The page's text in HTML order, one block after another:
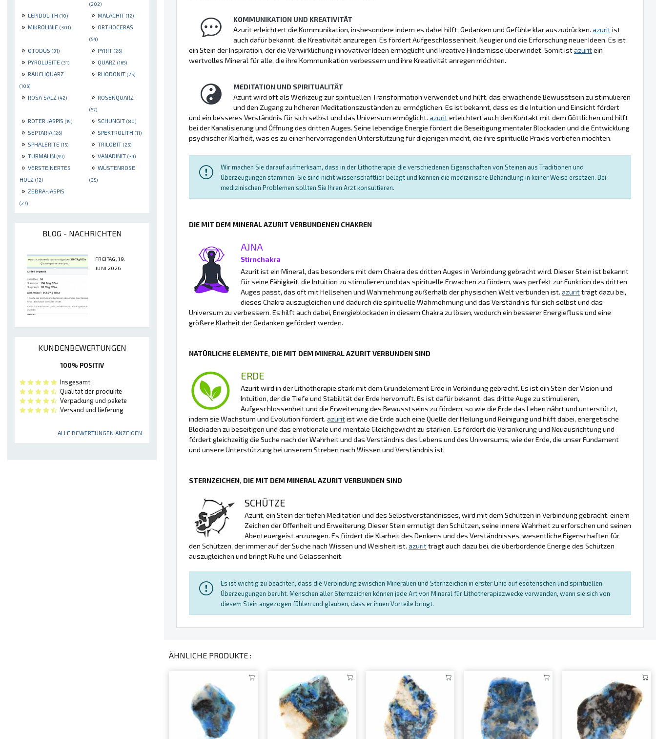
(202)
» LEPIDOLITH (10) » MALACHIT (12)
» MIKROLINIE (301) » ORTHOCERAS
(54)
» OTODUS (31) » PYRIT (26)
» PYROLUSITE (31) » QUARZ (165)
» RAUCHQUARZ
(106)
» RHODONIT (25)
» ROSA SALZ (42) » ROSENQUARZ
(57)
» ROTER JASPIS (19) » SCHUNGIT (80)
» SEPTARIA (26) » SPEKTROLITH (11)
» SPHALERITE (15) » TRILOBIT (25)
» TURMALIN (99) » VANADINIT (39)
» VERSTEINERTES
HOLZ (12)
» WÜSTENROSE
(35)
» ZEBRA-JASPIS
(27)
BLOG - NACHRICHTEN
FREITAG, 19.
JUNI 2026
KUNDENBEWERTUNGEN
100% POSITIV
Insgesamt
Qualität der produkte
Verpackung und pakete
Versand und lieferung
ALLE BEWERTUNGEN ANZEIGEN
KOMMUNIKATION UND KREATIVITÄT
Azurit erleichtert die Kommunikation, insbesondere indem es dabei hilft, Gedanken und Gefühle klar auszudrücken. azuritist
auch dafür bekannt, die Kreativität anzuregen. Es fördert Aufgeschlossenheit, Neugier und die Erforschung neuer Ideen. Es ist
ein Stein der Inspiration, der die Verwirklichung innovativer Ideen ermöglicht und kreative Hindernisse überwindet. Somit istazuritein
wertvolles Mineral für alle, die ihre Kommunikation verbessern und ihre Kreativität anregen möchten.
MEDITATION UND SPIRITUALITÄT
Azurit wird oft als Werkzeug zur spirituellen Transformation verwendet und hilft, das erwachende Bewusstsein zu stimulieren
und den Zugang zu höheren Meditationszuständen zu ermöglichen. Es ist bekannt, dass es die Intuition und Einsicht fördert
und ein besseres Verständnis für sich selbst und das Universum ermöglicht. azuriterleichtert auch den Kontakt mit dem Göttlichen und hilft
bei der Kanalisierung und Öffnung des dritten Auges. Seine lebendige Energie fördert die Beseitigung mentaler Blockaden und die Entwicklung
psychischer Klarheit, was es zu einer hervorragenden Unterstützung für diejenigen macht, die ihre spirituelle Praxis vertiefen möchten.
Wir machen Sie darauf aufmerksam, dass in der Lithotherapie die verschiedenen Eigenschaften von Steinen aus Traditionen und
Überzeugungen stammen. Sie sind nicht wissenschaftlich belegt und können die medizinische Behandlung in keiner Weise ersetzen. Bei
medizinischen Problemen sollten Sie Ihren Arzt konsultieren.
DIE MIT DEM MINERAL AZURIT VERBUNDENEN CHAKREN
AJNA
Stirnchakra
Azurit ist ein Mineral, das besonders mit dem Chakra des dritten Auges in Verbindung gebracht wird. Dieser Stein ist bekannt
für seine Fähigkeit, die Intuition zu stimulieren und das spirituelle Erwachen zu fördern, was perfekt zur Funktion des dritten
Auges passt, das oft mit Hellsehen und Wahrnehmung außerhalb der physischen Welt verbunden ist. azuritträgt dazu bei,
dieses Chakra auszugleichen und dadurch die spirituelle Wahrnehmung und das Verständnis für sich selbst und das
Universum zu verbessern. Es hilft auch dabei, Energieblockaden in diesem Chakra zu lösen, wodurch ein besserer Energiefluss und eine
größere Klarheit der Gedanken gefördert werden.
NATÜRLICHE ELEMENTE, DIE MIT DEM MINERAL AZURIT VERBUNDEN SIND
ERDE
Azurit wird in der Lithotherapie stark mit dem Grundelement Erde in Verbindung gebracht. Es ist ein Stein der Vision und
Intuition, der die Tiefe und Stabilität der Erde hervorruft. Es ist dafür bekannt, das dritte Auge zu stimulieren,
Aufgeschlossenheit und die Erweiterung des Bewusstseins zu fördern, so wie die Erde das Leben nährt und unterstützt,
indem sie Wachstum und Evolution fördert. azuritist wie die Erde auch eine Quelle der Heilung und Reinigung und hilft dabei, energetische
Blockaden zu beseitigen und das emotionale und mentale Gleichgewicht zu stärken. Es fördert die Verankerung und Neuausrichtung und
fördert gleichzeitig die Suche nach der Wahrheit und das Verständnis des Lebens und des Universums, wie der Erde, die unser Fundament
und unsere Unterstützung bei unserem Streben nach Wissen und Verständnis ist.
STERNZEICHEN, DIE MIT DEM MINERAL AZURIT VERBUNDEN SIND
SCHÜTZE
Azurit, ein Stein der tiefen Meditation und des Selbstverständnisses, wird mit dem Schützen in Verbindung gebracht, einem
Zeichen der Offenheit und Erweiterung. Dieser Stein ermutigt den Schützen, seine innere Wahrheit zu erforschen und seinen
Abenteuergeist anzuregen. Es fördert die Klarheit des Denkens und des Verständnisses, wesentliche Eigenschaften für
den Schützen, der immer auf der Suche nach Wissen und Weisheit ist. azuritträgt auch dazu bei, die überbordende Energie des Schützen
auszugleichen und bringt Ruhe und Gelassenheit.
Es ist wichtig zu beachten, dass die Verbindung zwischen Mineralien und Sternzeichen in erster Linie auf esoterischen und spirituellen
Überzeugungen beruht. Menschen aller Sternzeichen können jede Art von Mineral für Lithotherapiezwecke verwenden, wenn sie sich von
diesem Stein angezogen fühlen und glauben, dass er ihnen Vorteile bringt.
ÄHNLICHE PRODUKTE :